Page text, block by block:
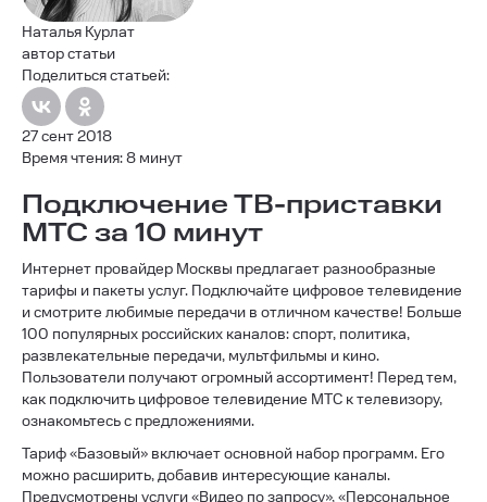
Наталья Курлат
автор статьи
Поделиться статьей:
27 сент 2018
Время чтения: 8 минут
Подключение ТВ-приставки
МТС за 10 минут
Интернет провайдер Москвы предлагает разнообразные
тарифы и пакеты услуг. Подключайте цифровое телевидение
и смотрите любимые передачи в отличном качестве! Больше
100 популярных российских каналов: спорт, политика,
развлекательные передачи, мультфильмы и кино.
Пользователи получают огромный ассортимент! Перед тем,
как подключить цифровое телевидение МТС к телевизору,
ознакомьтесь с предложениями.
Тариф «Базовый» включает основной набор программ. Его
можно расширить, добавив интересующие каналы.
Предусмотрены услуги «Видео по запросу», «Персональное